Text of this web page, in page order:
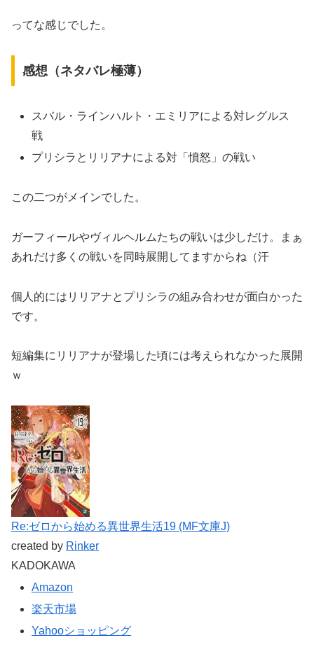
ってな感じでした。
感想（ネタバレ極薄）
スバル・ラインハルト・エミリアによる対レグルス
戦
プリシラとリリアナによる対「憤怒」の戦い
この二つがメインでした。
ガーフィールやヴィルヘルムたちの戦いは少しだけ。まぁ
あれだけ多くの戦いを同時展開してますからね（汗
個人的にはリリアナとプリシラの組み合わせが面白かった
です。
短編集にリリアナが登場した頃には考えられなかった展開
ｗ
Re:ゼロから始める異世界生活19 (MF文庫J)
created by Rinker
KADOKAWA
Amazon
楽天市場
Yahooショッピング